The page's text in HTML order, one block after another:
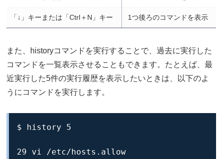
「↓」キーまたは「Ctrl＋N」キー 1つ後ろのコマンドを表示
また、historyコマンドを実行することで、過去に実行した
コマンドを一覧表示させることもできます。たとえば、最
近実行した5件の実行履歴を表示したいときは、以下のよ
うにコマンドを実行します。
$ history 5
29 vi /etc/hosts.allow